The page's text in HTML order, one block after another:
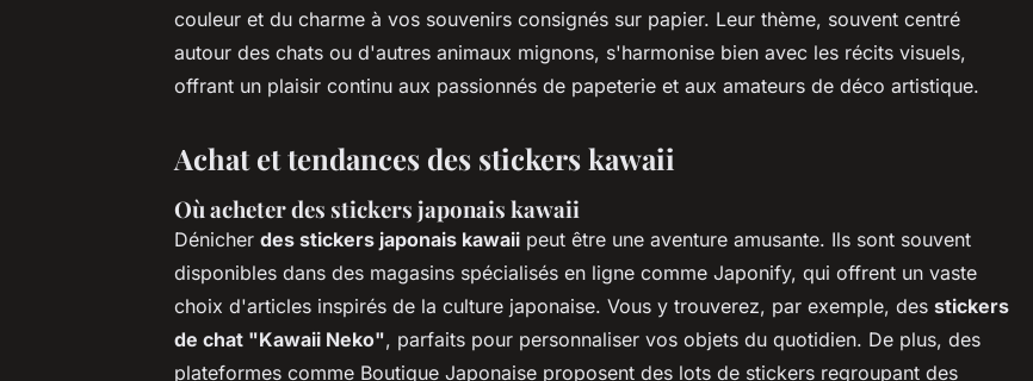
couleur et du charme à vos souvenirs consignés sur papier. Leur thème, souvent centré
autour des chats ou d'autres animaux mignons, s'harmonise bien avec les récits visuels,
offrant un plaisir continu aux passionnés de papeterie et aux amateurs de déco artistique.
Achat et tendances des stickers kawaii
Où acheter des stickers japonais kawaii
Dénicher des stickers japonais kawaii peut être une aventure amusante. Ils sont souvent
disponibles dans des magasins spécialisés en ligne comme Japonify, qui offrent un vaste
choix d'articles inspirés de la culture japonaise. Vous y trouverez, par exemple, des stickers
de chat "Kawaii Neko", parfaits pour personnaliser vos objets du quotidien. De plus, des
plateformes comme Boutique Japonaise proposent des lots de stickers regroupant des